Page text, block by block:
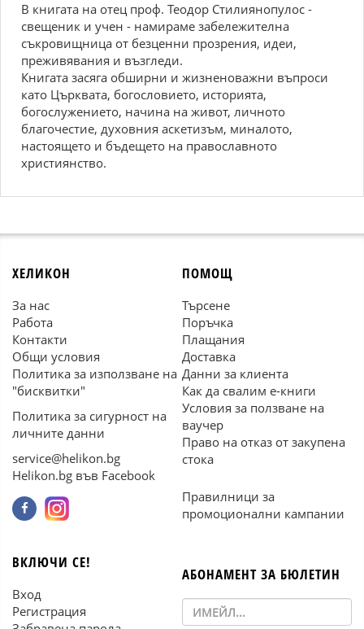
В книгата на отец проф. Теодор Стилиянопулос -
свещеник и учен - намираме забележителна
съкровищница от безценни прозрения, идеи,
преживявания и възгледи.
Книгата засяга обширни и жизненоважни въпроси
като Църквата, богословието, историята,
богослужението, начина на живот, личното
благочестие, духовния аскетизъм, миналото,
настоящето и бъдещето на православното
християнство.
ХЕЛИКОН
За нас
Работа
Контакти
Общи условия
Политика за използване на
"бисквитки"
Политика за сигурност на
личните данни
service@helikon.bg
Helikon.bg във Facebook
ПОМОЩ
Търсене
Поръчка
Плащания
Доставка
Данни за клиента
Как да свалим е-книги
Условия за ползване на
ваучер
Право на отказ от закупена
стока
Правилници за
промоционални кампании
ВКЛЮЧИ СЕ!
Вход
Регистрация
АБОНАМЕНТ ЗА БЮЛЕТИН